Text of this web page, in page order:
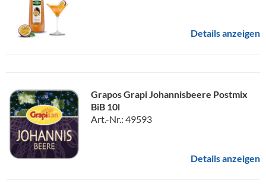
Details anzeigen
Grapos Grapi Johannisbeere Postmix
BiB 10l
Art.-Nr.: 49593
Details anzeigen